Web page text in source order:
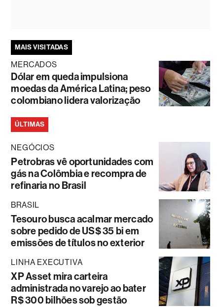
MAIS VISITADAS
MERCADOS
Dólar em queda impulsiona
moedas da América Latina; peso
colombiano lidera valorização
ÚLTIMAS
NEGÓCIOS
Petrobras vê oportunidades com
gás na Colômbia e recompra de
refinaria no Brasil
BRASIL
Tesouro busca acalmar mercado
sobre pedido de US$ 35 bi em
emissões de títulos no exterior
LINHA EXECUTIVA
XP Asset mira carteira
administrada no varejo ao bater
R$ 300 bilhões sob gestão